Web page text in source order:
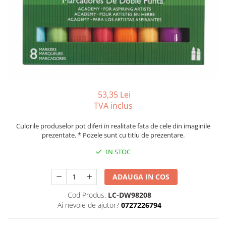
Produse si rechizite scolare
Caiete si produse din hartie
Caiete A5
Caiete si blocuri pentru desen
Caiete incepatori Tip I, II, III
Hartie creponata
Ierbare scolare
Etichete scolare
Acuarele, guase, tempera si
53,35 Lei
TVA inclus
Culorile produselor pot diferi in realitate fata de cele din imaginile
prezentate. * Pozele sunt cu titlu de prezentare.
IN STOC
ADAUGA IN COS
Cod Produs: LC-DW98208
Ai nevoie de ajutor? 0727226794